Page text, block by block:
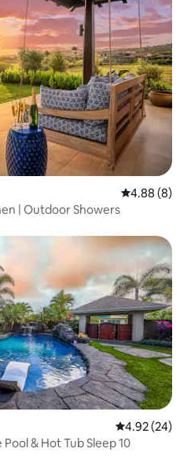
レビュー8件
4.88 (8)
| Outdoor Showers
レビュー24
4.92 (24)
& Hot Tub Sleep 10